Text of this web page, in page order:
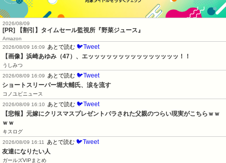
2026/08/09
[PR] 【割引】タイムセール監視所『野菜ジュース』
Amazon
2026/08/09 16:09
あとで読む 🐦Tweet
【画像】浜崎あゆみ（47）、エッッッッッッッッッッッッッッッ！！
うしみつ
2026/08/09 16:09
あとで読む 🐦Tweet
ショートスリーパー堀大輔氏、涙を流す
コノユビニュース
2026/08/09 16:10
あとで読む 🐦Tweet
【悲報】元嫁にクリスマスプレゼントバラされた父親のつらい現実がこちらｗｗ
ｗｗ
キスログ
2026/08/09 16:11
あとで読む 🐦Tweet
友達になりたい人
ガールズVIPまとめ